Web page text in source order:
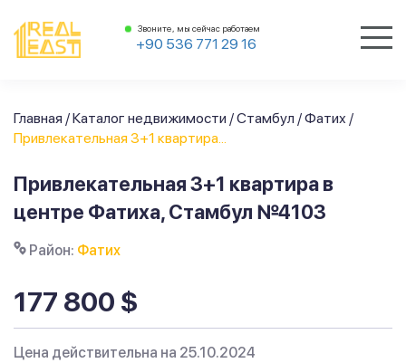
Звоните, мы сейчас работаем
+90 536 771 29 16
Главная /Каталог недвижимости /Стамбул /Фатих /
Привлекательная 3+1 квартира...
Привлекательная 3+1 квартира в
центре Фатиха, Стамбул №4103
Район: Фатих
177 800 $
Цена действительна на 25.10.2024